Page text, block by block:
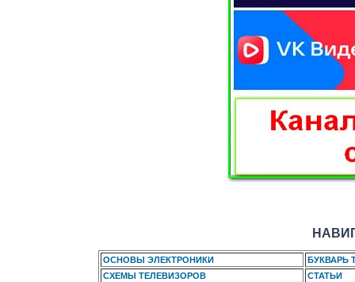
ОСНОВЫ ЭЛЕКТРОНИКИ
БУКВАРЬ
СХЕМЫ ТЕЛЕВИЗОРОВ
СТАТЬИ